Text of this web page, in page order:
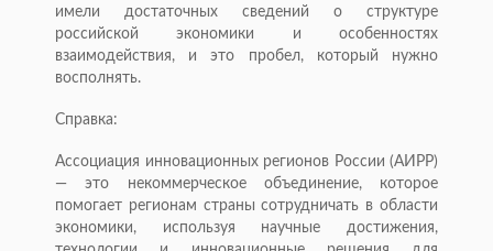
имели достаточных сведений о структуре
российской экономики и особенностях
взаимодействия, и это пробел, который нужно
восполнять.
Справка:
Ассоциация инновационных регионов России (АИРР)
— это некоммерческое объединение, которое
помогает регионам страны сотрудничать в области
экономики, используя научные достижения,